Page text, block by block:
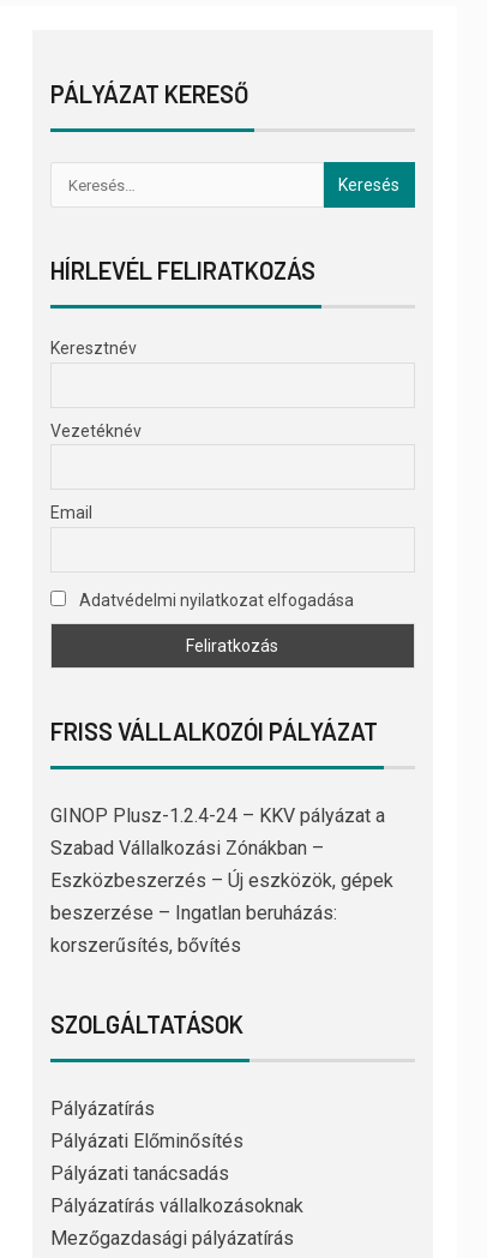
PÁLYÁZAT KERESŐ
HÍRLEVÉL FELIRATKOZÁS
Keresztnév
Vezetéknév
Email
Adatvédelmi nyilatkozat elfogadása
FRISS VÁLLALKOZÓI PÁLYÁZAT
GINOP Plusz-1.2.4-24 – KKV pályázat a
Szabad Vállalkozási Zónákban –
Eszközbeszerzés – Új eszközök, gépek
beszerzése – Ingatlan beruházás:
korszerűsítés, bővítés
SZOLGÁLTATÁSOK
Pályázatírás
Pályázati Előminősítés
Pályázati tanácsadás
Pályázatírás vállalkozásoknak
Mezőgazdasági pályázatírás